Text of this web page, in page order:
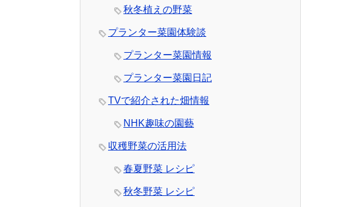
秋冬植えの野菜
プランター菜園体験談
プランター菜園情報
プランター菜園日記
TVで紹介された畑情報
NHK趣味の園藝
収穫野菜の活用法
春夏野菜 レシピ
秋冬野菜 レシピ